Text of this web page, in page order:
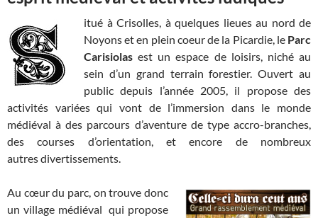
itué à Crisolles, à quelques lieues au nord de
Noyons et en plein coeur de la Picardie, le Parc
Carisiolas est un espace de loisirs, niché au
sein d’un grand terrain forestier. Ouvert au
public depuis l’année 2005, il propose des
activités variées qui vont de l’immersion dans le monde
médiéval à des parcours d’aventure de type accro-branches,
des courses d’orientation, et encore de nombreux
autres divertissements.
Au cœur du parc, on trouve donc
un village médiéval qui propose